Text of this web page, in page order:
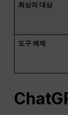
최상의 대상
도구 예제